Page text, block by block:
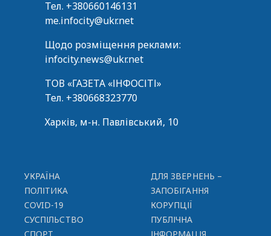
Тел. +380660146131
me.infocity@ukr.net
Щодо розміщення реклами:
infocity.news@ukr.net
ТОВ «ГАЗЕТА «ІНФОСІТІ»
Тел. +380668323770
Харків, м-н. Павлівський, 10
УКРАЇНА
ПОЛІТИКА
COVID-19
СУСПІЛЬСТВО
ДЛЯ ЗВЕРНЕНЬ –
ЗАПОБІГАННЯ
КОРУПЦІЇ
ПУБЛІЧНА